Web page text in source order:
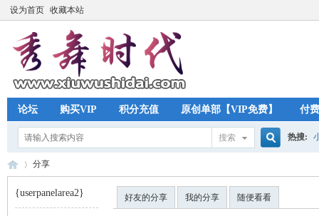
设为首页 收藏本站
论坛 购买VIP 积分充值 原创单部【VIP免费】 付
搜索 热搜:
分享
{userpanelarea2} 好友的分享 我的分享 随便看看